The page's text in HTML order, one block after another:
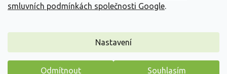
smluvních podmínkách společnosti Google.
Nastavení
Odmítnout Souhlasím
Vytvořil Shoptet
Copyright 2026Zahradnictví Spomyšl. Všechna práva